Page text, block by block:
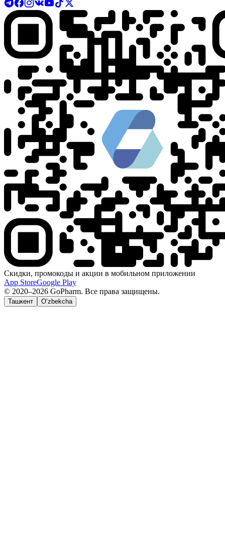
Скидки, промокоды и акции в мобильном приложении
App StoreGoogle Play
© 2020–2026 GoPharm. Все права защищены.
Ташкент O‘zbekcha